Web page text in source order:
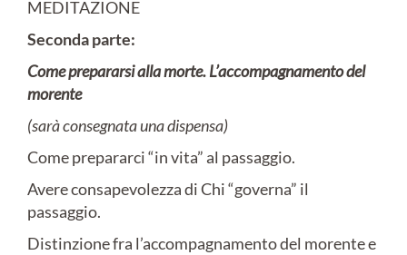
MEDITAZIONE
Seconda parte:
Come prepararsi alla morte. L’accompagnamento del
morente
(sarà consegnata una dispensa)
Come prepararci “in vita” al passaggio.
Avere consapevolezza di Chi “governa” il
passaggio.
Distinzione fra l’accompagnamento del morente e